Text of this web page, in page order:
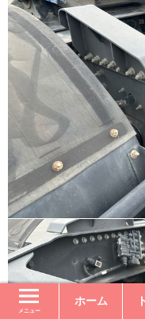
メニュー
ホーム